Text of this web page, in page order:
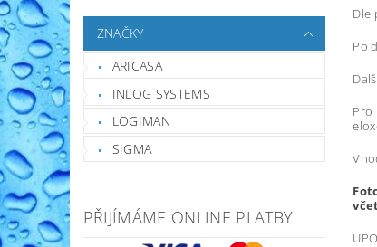
ZNAČKY
ARICASA
INLOG SYSTEMS
LOGIMAN
SIGMA
PŘIJÍMÁME ONLINE PLATBY
Dle
Po
Pro